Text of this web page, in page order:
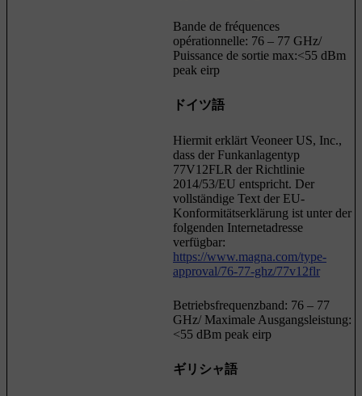
Bande de fréquences
opérationnelle: 76 – 77 GHz/
Puissance de sortie max:<55 dBm
peak eirp
ドイツ語
Hiermit erklärt Veoneer US, Inc.,
dass der Funkanlagentyp
77V12FLR der Richtlinie
2014/53/EU entspricht. Der
vollständige Text der EU-
Konformitätserklärung ist unter der
folgenden Internetadresse
verfügbar:
https://www.magna.com/type-
approval/76-77-ghz/77v12flr
Betriebsfrequenzband: 76 – 77
GHz/ Maximale Ausgangsleistung:
<55 dBm peak eirp
ギリシャ語